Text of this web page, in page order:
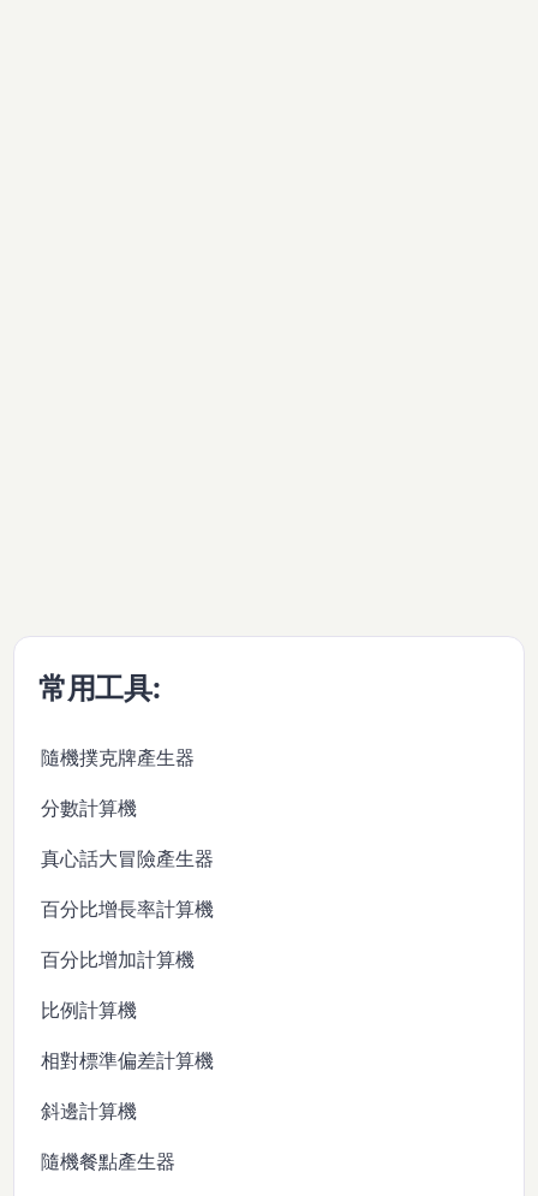
常用工具:
隨機撲克牌產生器
分數計算機
真心話大冒險產生器
百分比增長率計算機
百分比增加計算機
比例計算機
相對標準偏差計算機
斜邊計算機
隨機餐點產生器